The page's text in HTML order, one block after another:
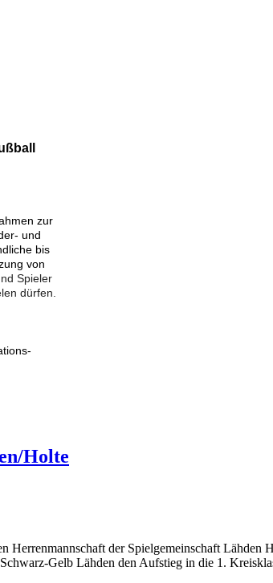
zur
und
bis
von
Spieler
dürfen.
Holte
Herrenmannschaft der Spielgemeinschaft Lähden
Gelb Lähden den Aufstieg in die 1.